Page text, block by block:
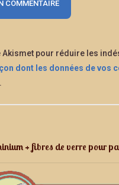
Akismet pour réduire les
dont les données de vos
.
+ fibres de verre pour